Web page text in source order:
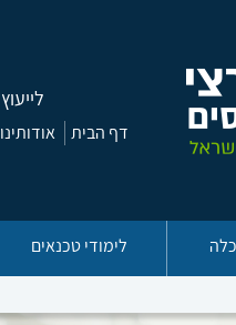
דף הבית אודותינו
לימודי טכנאים